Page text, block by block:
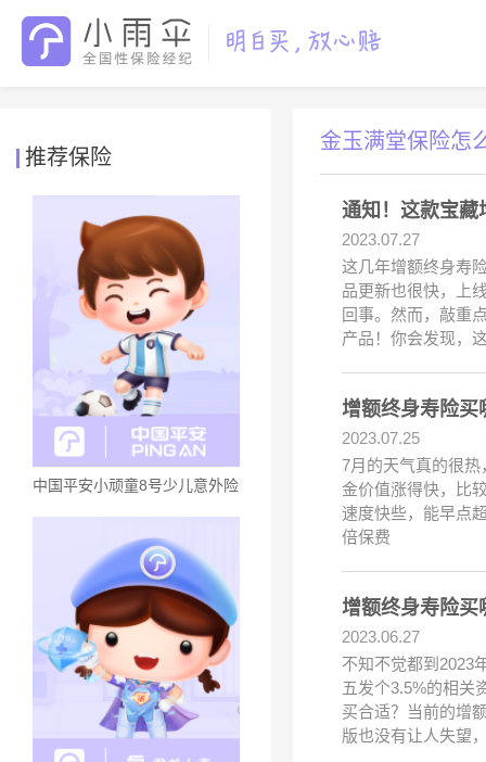
推荐保险
中国平安小顽童8号少儿意外险
金玉满堂保险怎
通知！这款宝藏
2023.07.27
这几年增额终身寿
品更新也很快，上
回事。然而，敲重
产品！你会发现，
增额终身寿险买
2023.07.25
7月的天气真的很
金价值涨得快，比
速度快些，能早点
倍保费
增额终身寿险买
2023.06.27
不知不觉都到2023
五发个3.5%的相关
买合适？当前的增
版也没有让人失望